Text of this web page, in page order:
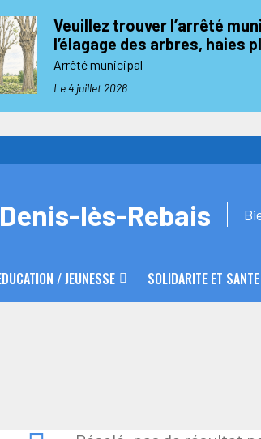
Veuillez trouver l’arrêté
l’élagage des arbres, haies
Arrêté municipal
Le 4 juillet 2026
lès-Rebais
/ JEUNESSE SOLIDARITE ET SANTE